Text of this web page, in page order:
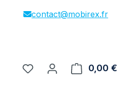
contact@mobirex.fr
0,00 €